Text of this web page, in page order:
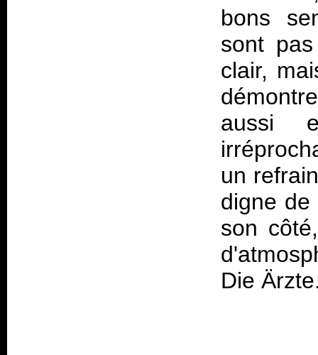
bons
sont
clair,
aussi
un
digne de
son